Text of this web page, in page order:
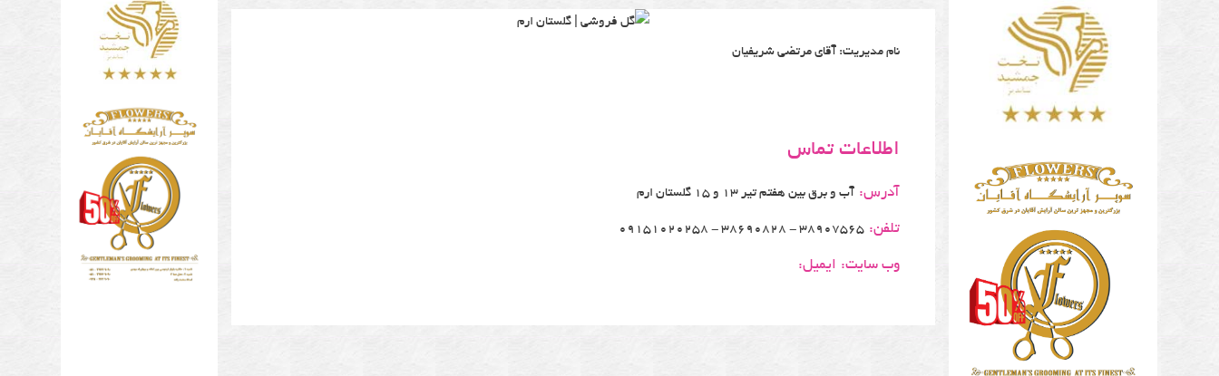
نام مدیریت: آقای مرتضی شریفیان
اطلاعات تماس
آدرس: آب و برق بین هفتم تیر 13 و 15 گلستان ارم
تلفن: 38907565 - 38690828 - 09151020258
وب سایت: ایمیل: